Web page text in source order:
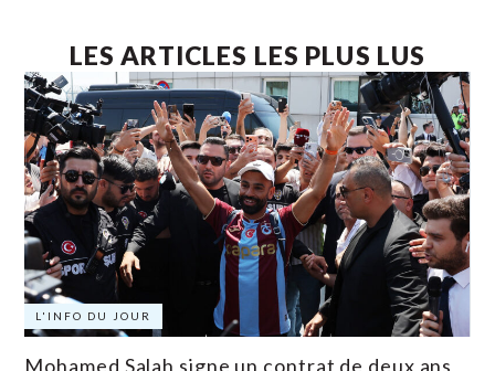
LES ARTICLES LES PLUS LUS
L'INFO DU JOUR
Mohamed Salah signe un contrat de deux ans